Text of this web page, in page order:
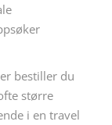
bestiller du
større
i en travel